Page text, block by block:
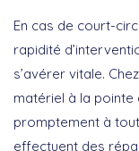
En cas de court-
rapidité
s’avérer vitale.
matériel à la
promptement à
effectuent des